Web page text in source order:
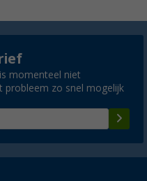
momenteel niet
probleem zo snel mogelijk